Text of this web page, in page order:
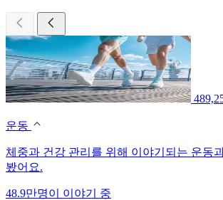
운동
체중과 건강 관리를 위해 이야기되는 운동
봤어요.
48.9만명이 이야기 중